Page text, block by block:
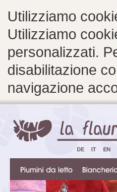
Utilizziamo
Utilizziamo
personalizzati.
disabilitazione
navigazione
DE IT EN